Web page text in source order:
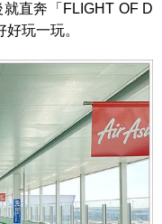
直奔「FLIGHT OF D
玩一玩。